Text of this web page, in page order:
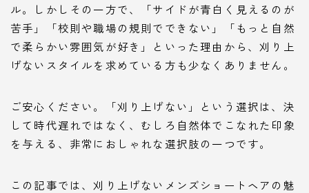
ル。しかしその一方で、「サイドが青白く見えるのが
苦手」「校則や職場の規則でできない」「もっと自然
で柔らかい雰囲気が好き」といった理由から、刈り上
げないスタイルを求めている方も少なくありません。
ご安心ください。「刈り上げない」という選択は、決
して時代遅れではなく、むしろ自然体でこなれた印象
を与える、非常におしゃれな選択肢の一つです。
この記事では、刈り上げないメンズショートヘアの魅